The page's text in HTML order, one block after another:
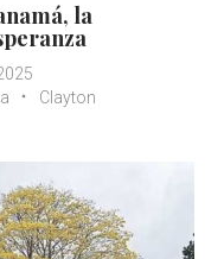
la
Clayton